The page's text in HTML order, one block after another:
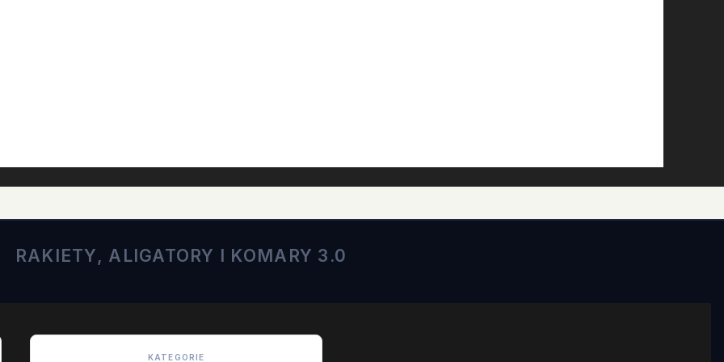
RAKIETY, ALIGATORY I KOMARY 3.0
KATEGORIE